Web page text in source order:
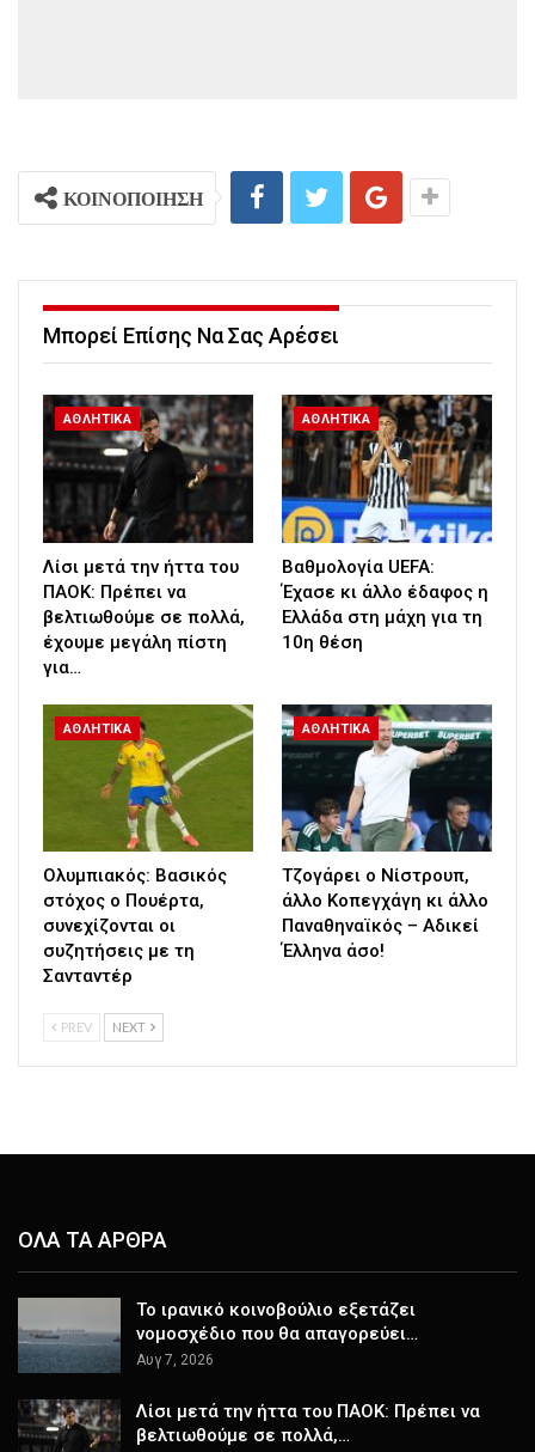
ΚΟΙΝΟΠΟΙΗΣΗ
Μπορεί Επίσης Να Σας Αρέσει
ΑΘΛΗΤΙΚΑ
Λίσι μετά την ήττα του
ΠΑΟΚ: Πρέπει να
βελτιωθούμε σε πολλά,
έχουμε μεγάλη πίστη
για…
ΑΘΛΗΤΙΚΑ
Βαθμολογία UEFA:
Έχασε κι άλλο έδαφος η
Ελλάδα στη μάχη για τη
10η θέση
ΑΘΛΗΤΙΚΑ
Ολυμπιακός: Βασικός
στόχος ο Πουέρτα,
συνεχίζονται οι
συζητήσεις με τη
Σανταντέρ
ΑΘΛΗΤΙΚΑ
Τζογάρει ο Νίστρουπ,
άλλο Κοπεγχάγη κι άλλο
Παναθηναϊκός – Αδικεί
Έλληνα άσο!
PREV NEXT
ΟΛΑ ΤΑ ΑΡΘΡΑ
Το ιρανικό κοινοβούλιο εξετάζει
νομοσχέδιο που θα απαγορεύει…
Αυγ 7, 2026
Λίσι μετά την ήττα του ΠΑΟΚ: Πρέπει να
βελτιωθούμε σε πολλά,…